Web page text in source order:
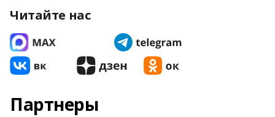
Читайте нас
Партнеры